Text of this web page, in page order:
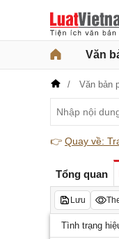
Văn
Văn bản
👉 Quay về:
Tổng quan
Lưu
Tình trạng